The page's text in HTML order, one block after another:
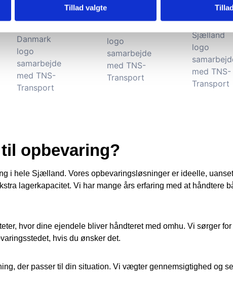
Tillad valgte
opbevaring?
i hele Sjælland. Vores opbevaringsløsninger er ideelle,
lagerkapacitet. Vi har mange års erfaring med at håndtere
hvor dine ejendele bliver håndteret med omhu. Vi sørger
hvis du ønsker det.
der passer til din situation. Vi vægter gennemsigtighed og